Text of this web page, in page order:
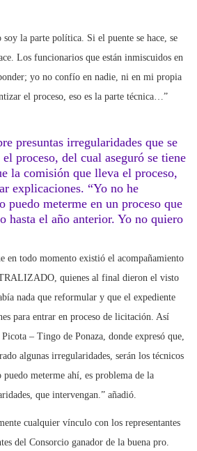
soy la parte política. Si el puente se hace, se
Los funcionarios que están inmiscuidos en
yo no confío en nadie, ni en mi propia
el proceso, eso es la parte técnica…”
presuntas irregularidades que se
proceso, del cual aseguró se tiene
la comisión que lleva el proceso,
explicaciones. “Yo no he
puedo meterme en un proceso que
hasta el año anterior. Yo no quiero
en todo momento existió el acompañamiento
quienes al final dieron el visto
nada que reformular y que el expediente
para entrar en proceso de licitación. Así
– Tingo de Ponaza, donde expresó que,
algunas irregularidades, serán los técnicos
meterme ahí, es problema de la
que intervengan.” añadió.
cualquier vínculo con los representantes
del Consorcio ganador de la buena pro.